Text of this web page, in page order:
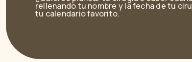
rellenando tu nombre y la fecha de tu
tu calendario favorito.